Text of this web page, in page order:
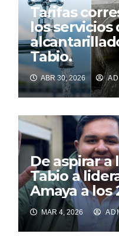
Tarifas
los servicios
Tabio.
ABR 30, 2026
De aspirar a
Tabio a
Amaya a los
MAR 4, 2026